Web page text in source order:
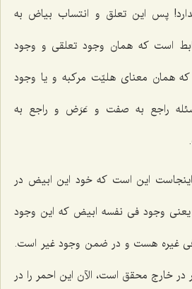
پس این تعلق و انتساب بیاض به
است که همان وجود تعلقی و وجود
همان معنای هلیّت مرکبه و یا وجود
راجع به صفت و عَرَض و راجع به
این است که خود این ابیض در
یعنی وجود فی نفسه ابیض که این وجود
غیره هست و در ضمن وجود غیر است.
خارج محقق است، الآن این احمر را در